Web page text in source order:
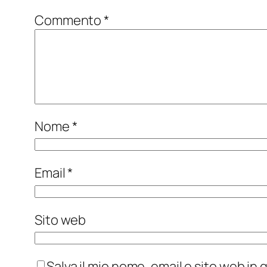
Commento*
Nome*
Email*
Sito web